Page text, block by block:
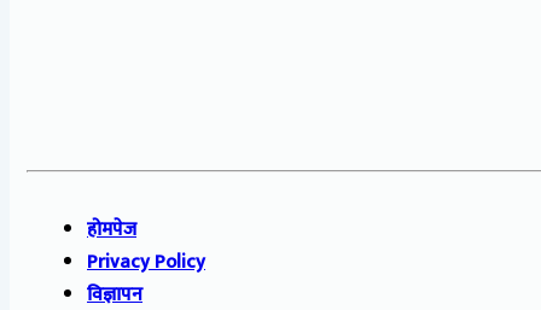
होमपेज
Privacy Policy
विज्ञापन